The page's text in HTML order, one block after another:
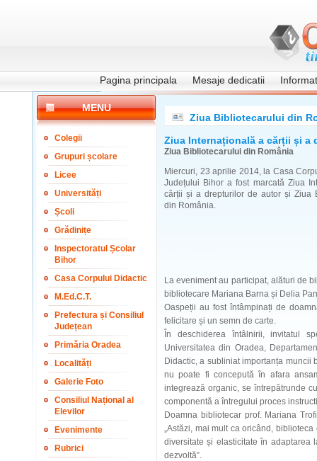
Pagina principala Mesaje dedicatii
MENU
Colegii
Grupuri școlare
Licee
Universități
Școli
Grădinițe
Inspectoratul Școlar
Bihor
Casa Corpului Didactic
M.Ed.C.T.
Prefectura și Consiliul
Județean
Primăria Oradea
Localități
Galerie Foto
Consiliul Național al
Elevilor
Evenimente
Rubrici
Ziua Bibliotecarului din
Ziua Internațională a cărții și a
Ziua Bibliotecarului din România
Miercuri, 23 aprilie 2014, la Casa
Județului Bihor a fost marcată Ziua
cărții și a drepturilor de autor și Ziua
din România.
La eveniment au participat, alături de
bibliotecare Mariana Barna și Delia
Oaspeții au fost întâmpinați de
felicitare și un semn de carte.
În deschiderea întâlnirii, invitatul
Universitatea din Oradea,
Didactic, a subliniat importanța muncii
nu poate fi concepută în afara
integrează organic, se întrepătrunde
componentă a întregului proces
Doamna bibliotecar prof. Mariana
„Astăzi, mai mult ca oricând,
diversitate și elasticitate în
dezvoltă”.